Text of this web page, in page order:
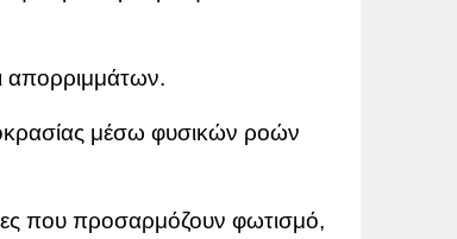
απορριμμάτων.
μέσω φυσικών ροών
που προσαρμόζουν φωτισμό,